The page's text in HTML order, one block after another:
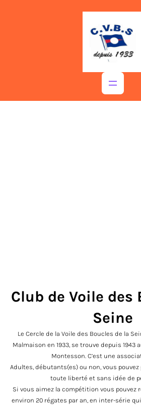
Club de Voile des
Seine
Le Cercle de la Voile des Boucles de la
Malmaison en 1933, se trouve depuis 1943
Montesson. C’est une
Adultes, débutants(es) ou non, vous
toute liberté et sans idée de
Si vous aimez la compétition vous pouvez
environ 20 régates par an, en inter-série